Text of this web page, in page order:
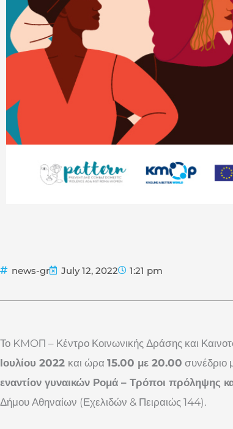
news-gr July 12, 2022 1:21 pm
Το KMOΠ – Κέντρο Κοινωνικής Δράσης και
Ιουλίου 2022 και ώρα 15.00 με 20.00 συνέδριο
εναντίον γυναικών Ρομά – Τρόποι πρόληψης
Δήμου Αθηναίων (Εχελιδών & Πειραιώς 144).